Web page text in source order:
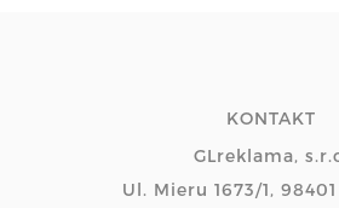
KONTAKT
GLreklama,
Ul. Mieru 1673/1,